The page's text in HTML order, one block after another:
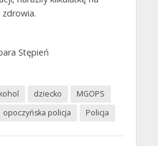
zdrowia.
Stępień
dziecko
MGOPS
opoczyńska policja Policja